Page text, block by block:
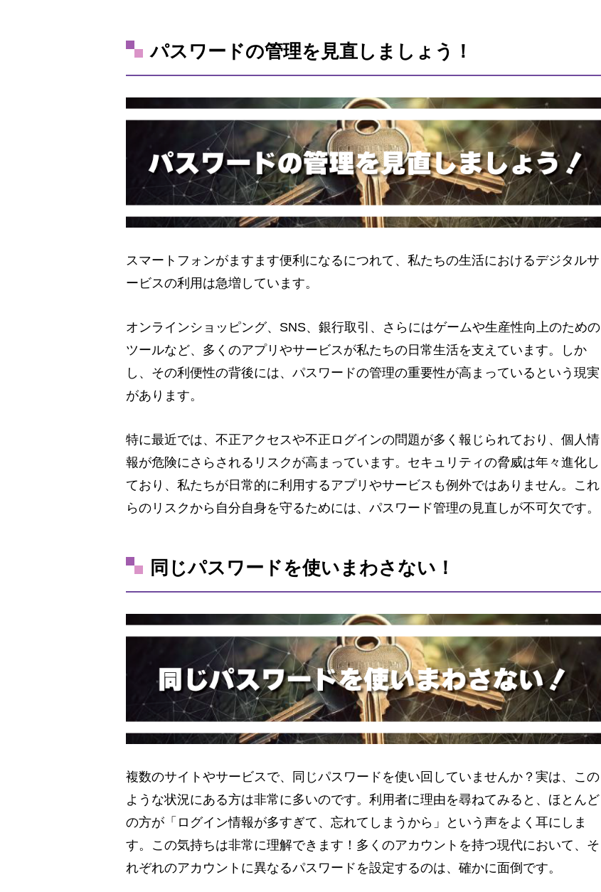
パスワードの管理を見直しましょう！
スマートフォンがますます便利になるにつれて、私たちの生活におけるデジタルサ
ービスの利用は急増しています。
オンラインショッピング、SNS、銀行取引、さらにはゲームや生産性向上のための
ツールなど、多くのアプリやサービスが私たちの日常生活を支えています。しか
し、その利便性の背後には、パスワードの管理の重要性が高まっているという現実
があります。
特に最近では、不正アクセスや不正ログインの問題が多く報じられており、個人情
報が危険にさらされるリスクが高まっています。セキュリティの脅威は年々進化し
ており、私たちが日常的に利用するアプリやサービスも例外ではありません。これ
らのリスクから自分自身を守るためには、パスワード管理の見直しが不可欠です。
同じパスワードを使いまわさない！
複数のサイトやサービスで、同じパスワードを使い回していませんか？実は、この
ような状況にある方は非常に多いのです。利用者に理由を尋ねてみると、ほとんど
の方が「ログイン情報が多すぎて、忘れてしまうから」という声をよく耳にしま
す。この気持ちは非常に理解できます！多くのアカウントを持つ現代において、そ
れぞれのアカウントに異なるパスワードを設定するのは、確かに面倒です。